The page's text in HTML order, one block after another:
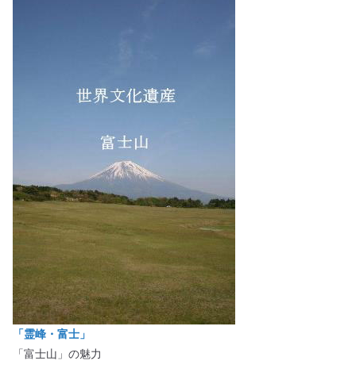
「霊峰・富士」
「富士山」の魅力